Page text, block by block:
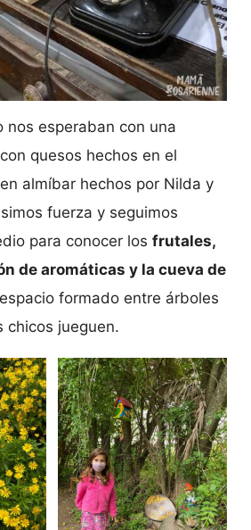
nos esperaban con una
quesos hechos en el
almíbar hechos por Nilda y
fuerza y seguimos
para conocer los frutales,
de aromáticas y la cueva de
formado entre árboles
chicos jueguen.